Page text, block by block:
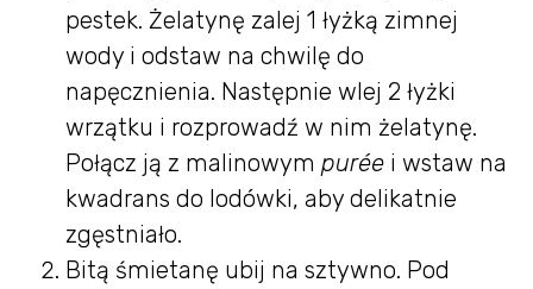
pestek. Żelatynę zalej 1 łyżką zimnej
wody i odstaw na chwilę do
napęcznienia. Następnie wlej 2 łyżki
wrzątku i rozprowadź w nim żelatynę.
Połącz ją z malinowym purée i wstaw na
kwadrans do lodówki, aby delikatnie
zgęstniało.
Bitą śmietanę ubij na sztywno. Pod